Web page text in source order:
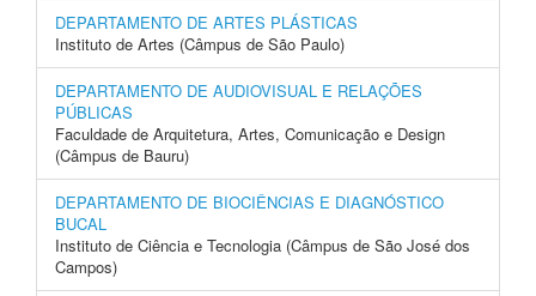
DEPARTAMENTO DE ARTES PLÁSTICAS
Instituto de Artes (Câmpus de São Paulo)
DEPARTAMENTO DE AUDIOVISUAL E RELAÇÕES
PÚBLICAS
Faculdade de Arquitetura, Artes, Comunicação e Design
(Câmpus de Bauru)
DEPARTAMENTO DE BIOCIÊNCIAS E DIAGNÓSTICO
BUCAL
Instituto de Ciência e Tecnologia (Câmpus de São José dos
Campos)